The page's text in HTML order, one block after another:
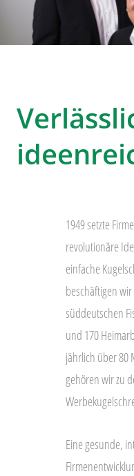
1949 setzte
revolutionäre
einfache
beschäftigen
süddeutschen
und 170
jährlich über 80
gehören wir zu
Eine gesunde,